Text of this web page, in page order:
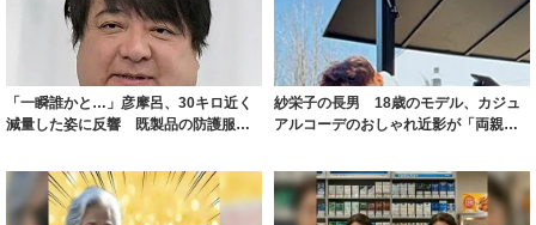
「一瞬誰かと…」彦摩呂、30キロ近く
減量した姿に反響 既製品の防護服が
紗栄子の長男 18歳のモデル、カジュ
アルコーデのおしゃれ近影が「両親の